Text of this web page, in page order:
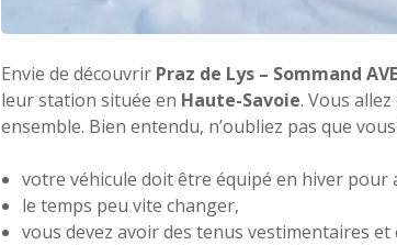
Envie de découvrir Praz de Lys – Sommand
leur station située en Haute-Savoie. Vous
ensemble. Bien entendu, n’oubliez pas que
votre véhicule doit être équipé en hiver pour
le temps peu vite changer,
vous devez avoir des tenus vestimentaires et